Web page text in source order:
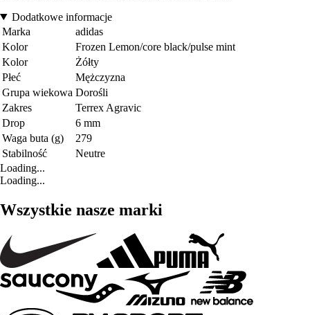
Dodatkowe informacje
Marka
adidas
Kolor
Frozen Lemon/core black/pulse mint
Kolor
Żółty
Płeć
Mężczyzna
Grupa wiekowa Dorośli
Zakres
Terrex Agravic
Drop
6 mm
Waga buta (g)
279
Stabilność
Neutre
Loading...
Loading...
Wszystkie nasze marki